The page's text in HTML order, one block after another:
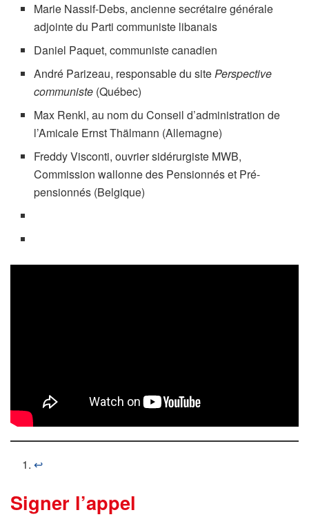
Marie Nassif-Debs, ancienne secrétaire générale
adjointe du Parti communiste libanais
Daniel Paquet, communiste canadien
André Parizeau, responsable du sitePerspective
communiste (Québec)
Max Renkl, au nom du Conseil d’administration de
l’Amicale Ernst Thälmann (Allemagne)
Freddy Visconti, ouvrier sidérurgiste MWB,
Commission wallonne des Pensionnés et Pré-
pensionnés (Belgique)
↩︎
Signer l’appel